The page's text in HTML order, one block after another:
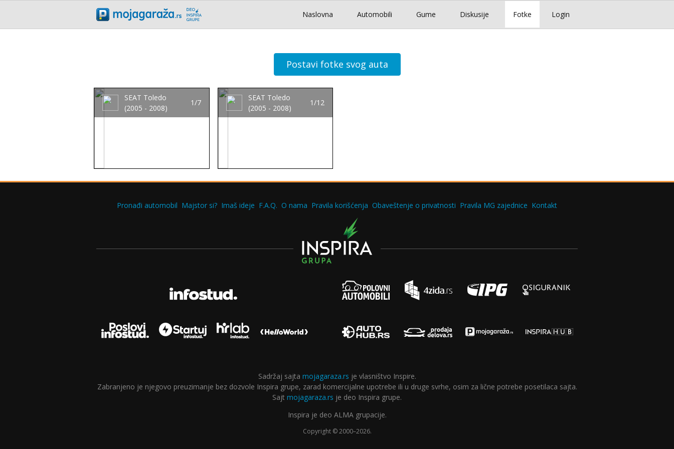
Login
Naslovna Automobili Gume Diskusije Fotke
Postavi fotke svog auta
SEAT Toledo
(2005 - 2008)
1/7
SEAT Toledo
(2005 - 2008)
1/12
Pronađi automobil Majstor si? Imaš ideje F.A.Q. O nama Pravila korišćenja Obaveštenje o privatnosti Pravila MG zajednice Kontakt
Sadržaj sajta mojagaraza.rs je vlasništvo Inspire.
Zabranjeno je njegovo preuzimanje bez dozvole Inspira grupe, zarad komercijalne upotrebe ili u druge svrhe, osim za lične potrebe posetilaca sajta.
Sajt mojagaraza.rs je deo Inspira grupe.
Inspira je deo ALMA grupacije.
Copyright © 2000–2026.